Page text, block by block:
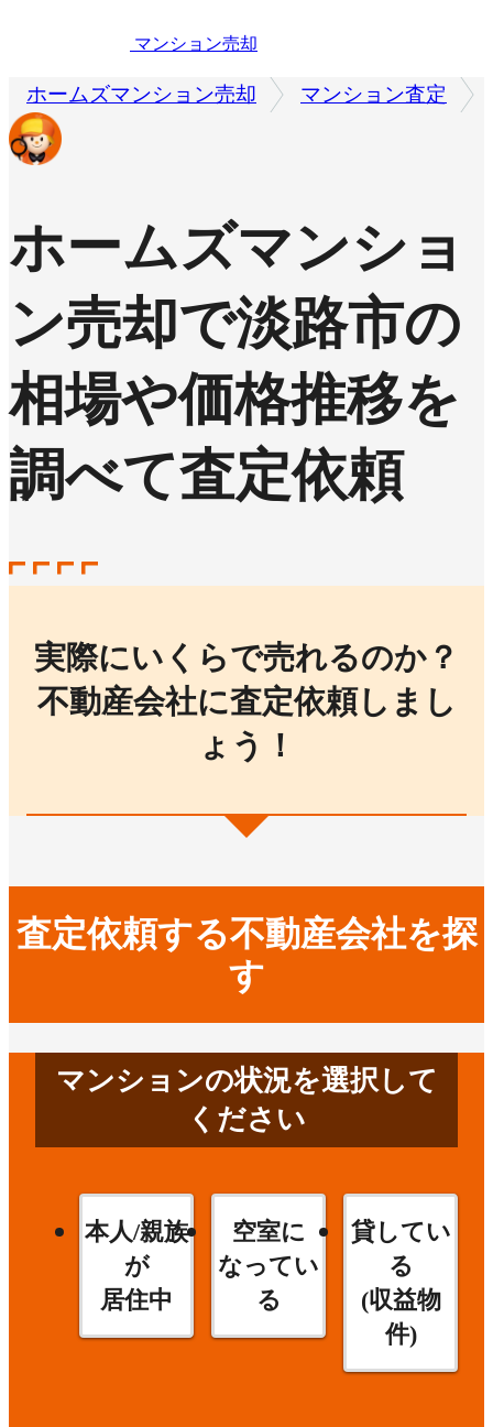
マンション売却
ホームズマンション売却 マンション査定
ホームズマンショ
ン売却で淡路市の
相場や価格推移を
調べて査定依頼
実際にいくらで売れるのか？
不動産会社に査定依頼しまし
ょう！
査定依頼する不動産会社を探
す
マンションの状況を選択して
ください
本人/親族
が
居住中
空室に
なってい
る
貸してい
る
(収益物
件)